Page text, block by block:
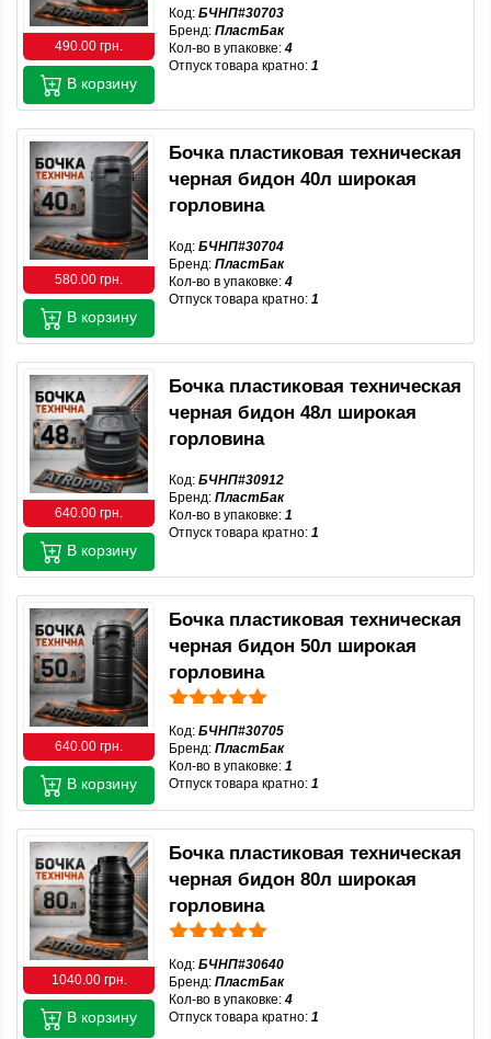
490.00 грн.
Код: БЧНП#30703
Бренд: ПластБак
Кол-во в упаковке: 4
Отпуск товара кратно: 1
В корзину
580.00 грн.
Бочка пластиковая техническая
черная бидон 40л широкая
горловина
Код: БЧНП#30704
Бренд: ПластБак
Кол-во в упаковке: 4
Отпуск товара кратно: 1
В корзину
640.00 грн.
Бочка пластиковая техническая
черная бидон 48л широкая
горловина
Код: БЧНП#30912
Бренд: ПластБак
Кол-во в упаковке: 1
Отпуск товара кратно: 1
В корзину
640.00 грн.
Бочка пластиковая техническая
черная бидон 50л широкая
горловина
Код: БЧНП#30705
Бренд: ПластБак
Кол-во в упаковке: 1
Отпуск товара кратно: 1
В корзину
1040.00 грн.
Бочка пластиковая техническая
черная бидон 80л широкая
горловина
Код: БЧНП#30640
Бренд: ПластБак
Кол-во в упаковке: 4
Отпуск товара кратно: 1
В корзину